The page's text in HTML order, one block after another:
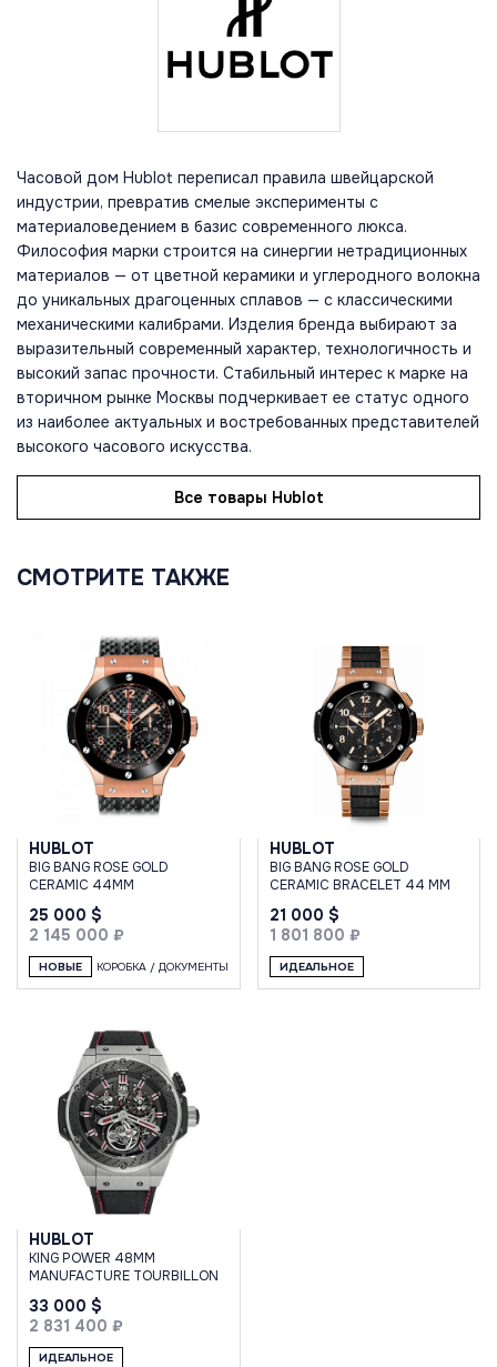
Часовой дом Hublot переписал правила швейцарской
индустрии, превратив смелые эксперименты с
материаловедением в базис современного люкса.
Философия марки строится на синергии нетрадиционных
материалов — от цветной керамики и углеродного волокна
до уникальных драгоценных сплавов — с классическими
механическими калибрами. Изделия бренда выбирают за
выразительный современный характер, технологичность и
высокий запас прочности. Стабильный интерес к марке на
вторичном рынке Москвы подчеркивает ее статус одного
из наиболее актуальных и востребованных представителей
высокого часового искусства.
Все товары Hublot
СМОТРИТЕ ТАКЖЕ
HUBLOT
BIG BANG ROSE GOLD
CERAMIC 44MM
25 000 $
2 145 000 ₽
НОВЫЕ КОРОБКА / ДОКУМЕНТЫ
HUBLOT
BIG BANG ROSE GOLD
CERAMIC BRACELET 44 MM
21 000 $
1 801 800 ₽
ИДЕАЛЬНОЕ
HUBLOT
KING POWER 48MM
MANUFACTURE TOURBILLON
33 000 $
2 831 400 ₽
ИДЕАЛЬНОЕ